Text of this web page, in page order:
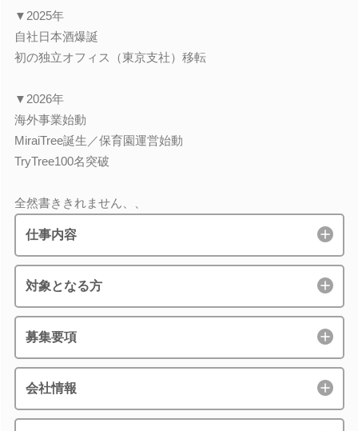
▼2025年
自社日本酒爆誕
初の独立オフィス（東京支社）移転
▼2026年
海外事業始動
MiraiTree誕生／保育園運営始動
TryTree100名突破
全然書ききれません、、
仕事内容
対象となる方
募集要項
会社情報